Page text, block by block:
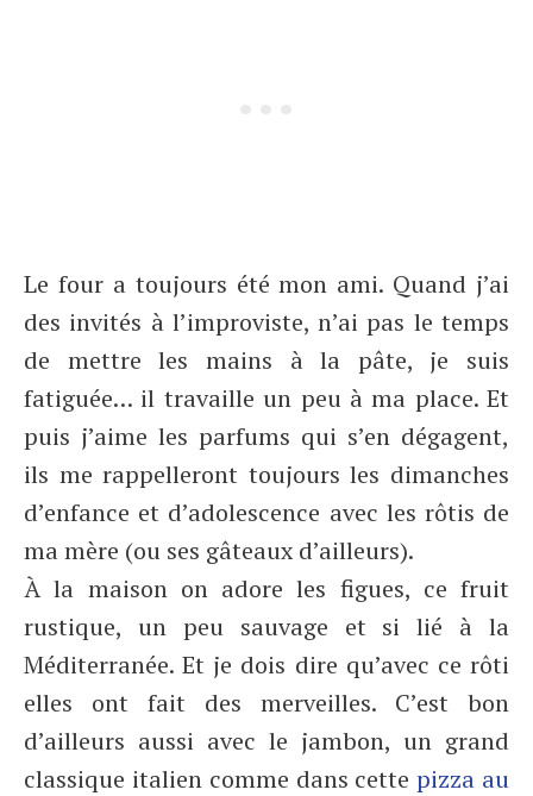
Le four a toujours été mon ami. Quand j’ai
des invités à l’improviste, n’ai pas le temps
de mettre les mains à la pâte, je suis
fatiguée… il travaille un peu à ma place. Et
puis j’aime les parfums qui s’en dégagent,
ils me rappelleront toujours les dimanches
d’enfance et d’adolescence avec les rôtis de
ma mère (ou ses gâteaux d’ailleurs).
À la maison on adore les figues, ce fruit
rustique, un peu sauvage et si lié à la
Méditerranée. Et je dois dire qu’avec ce rôti
elles ont fait des merveilles. C’est bon
d’ailleurs aussi avec le jambon, un grand
classique italien comme dans cettepizza au